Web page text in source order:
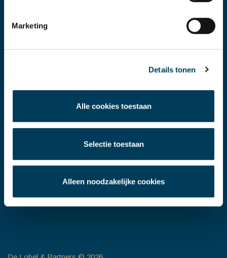
Marketing
Details tonen
Alle cookies toestaan
Selectie toestaan
Alleen noodzakelijke cookies
info@delobelpartners.nl
Name
Email
Verzend